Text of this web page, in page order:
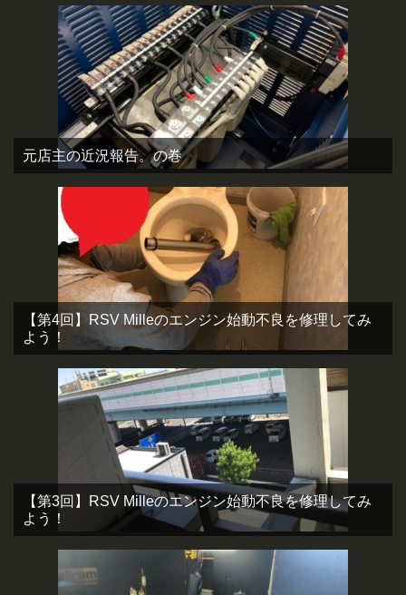
元店主の近況報告。の巻
【第4回】RSV Milleのエンジン始動不良を修理してみ
よう！
【第3回】RSV Milleのエンジン始動不良を修理してみ
よう！